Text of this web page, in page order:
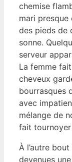
chemise
mari presque
des pieds de
sonne.
serveur
La femme
cheveux
bourrasques
avec
mélange de
fait
À l’autre
devenues